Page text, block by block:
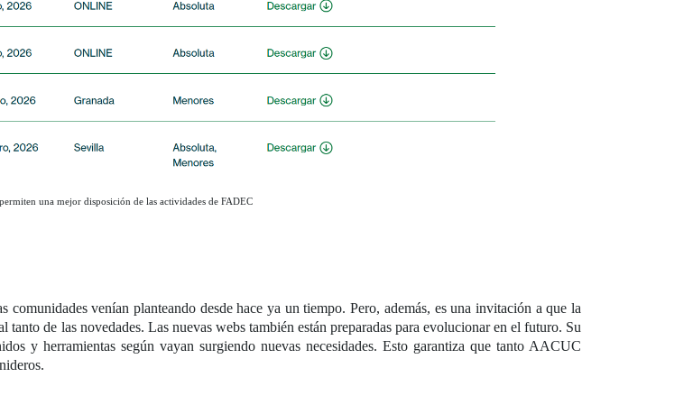
una mejor disposición de las actividades de FADEC
comunidades venían planteando desde hace ya un tiempo. Pero, además, es una invitación a que la
de las novedades. Las nuevas webs también están preparadas para evolucionar en el futuro. Su
y herramientas según vayan surgiendo nuevas necesidades. Esto garantiza que tanto AACUC